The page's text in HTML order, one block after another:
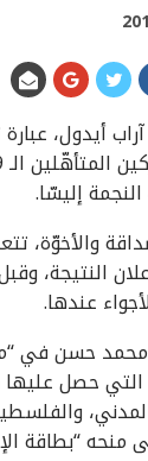
أيدول، عبارة
إليسّا.
والأخوّة،
النتيجة،
عندها.‏
حسن في
حصل عليها
منحه “بطاقة